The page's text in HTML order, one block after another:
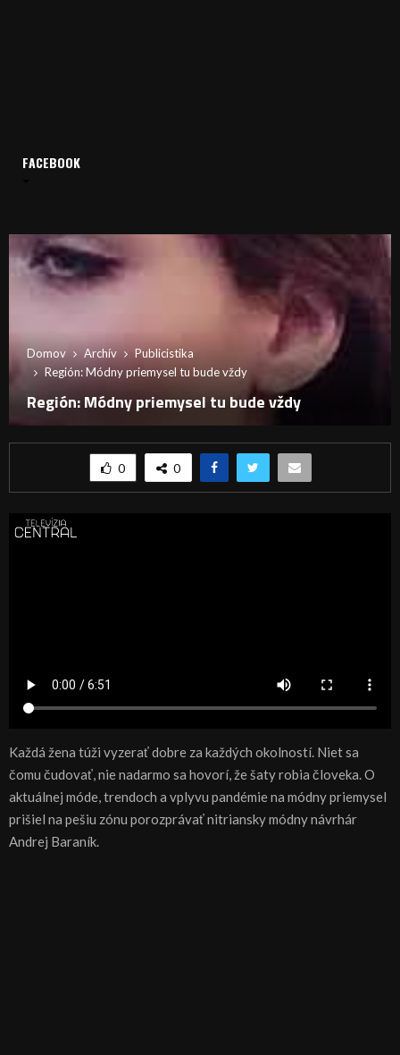
Domov Archív
Publicistika
Región: Módny priemysel tu bude vždy
Región: Módny priemysel tu bude vždy
0 0
Každá žena túži vyzerať dobre za každých okolností. Niet sa
čomu čudovať, nie nadarmo sa hovorí, že šaty robia človeka. O
aktuálnej móde, trendoch a vplyvu pandémie na módny priemysel
prišiel na pešiu zónu porozprávať nitriansky módny návrhár
Andrej Baraník.
FACEBOOK